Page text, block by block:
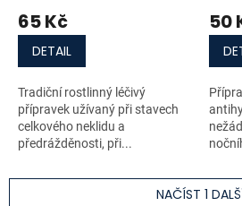
65 Kč
DETAIL
Tradiční rostlinný léčivý
přípravek užívaný při stavech
celkového neklidu a
předrážděnosti, při...
50
NAČÍST 1